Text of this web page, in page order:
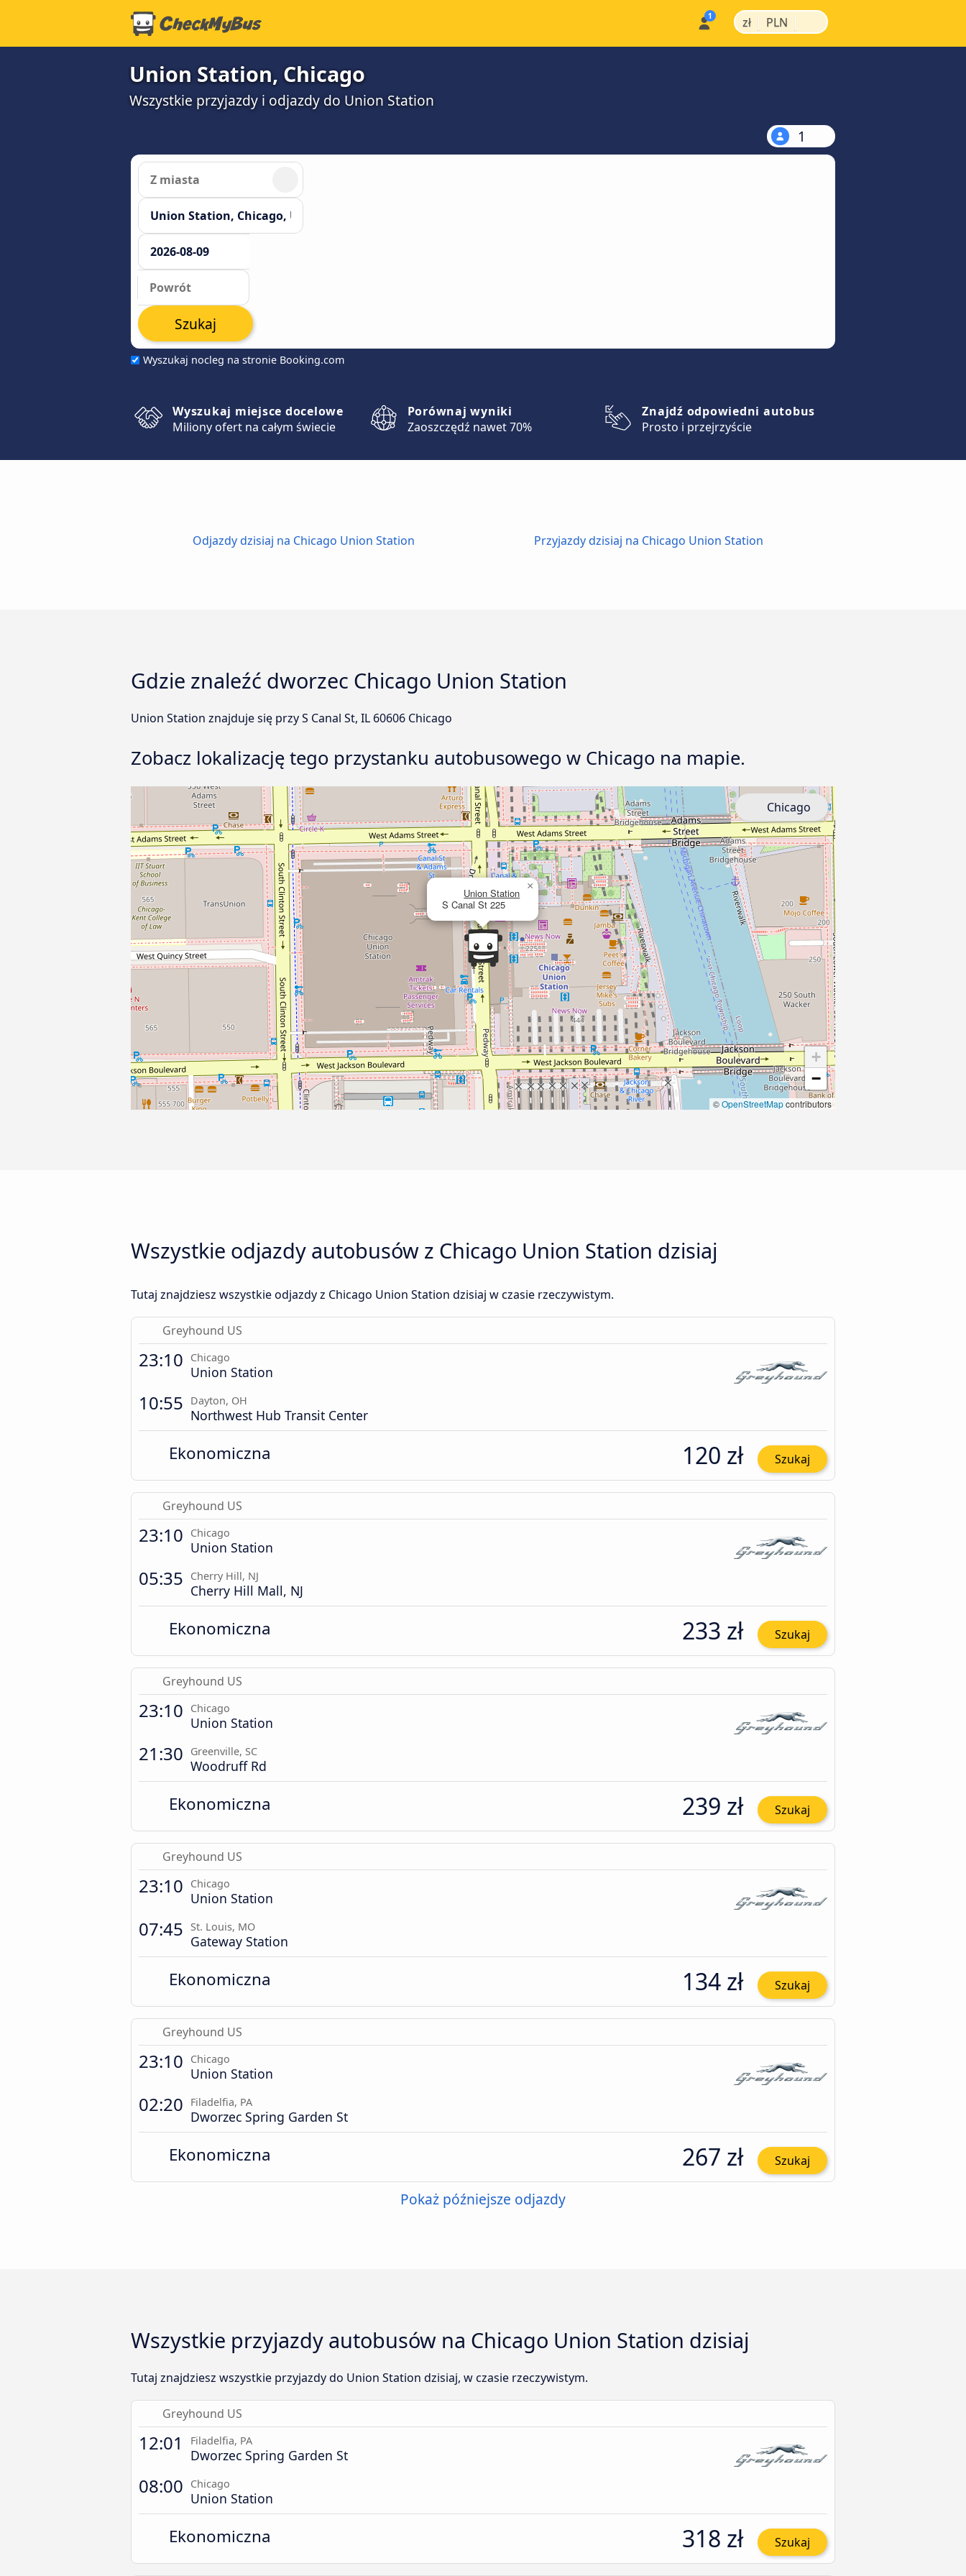
zł | PLN |
Union Station, Chicago
Wszystkie przyjazdy i odjazdy do Union Station
1
Wyszukaj nocleg na stronie Booking.com
Szukaj
Wyszukaj miejsce docelowe
Miliony ofert na całym świecie
Porównaj wyniki
Zaoszczędź nawet 70%
Znajdź odpowiedni autobus
Prosto i przejrzyście
Odjazdy dzisiaj na Chicago Union Station Przyjazdy dzisiaj na Chicago Union Station
Gdzie znaleźć dworzec Chicago Union Station
Union Station znajduje się przy S Canal St, IL 60606 Chicago
Zobacz lokalizację tego przystanku autobusowego w Chicago na mapie.
Union Station
S Canal St 225
×
+
−
©OpenStreetMapcontributors
Chicago
Wszystkie odjazdy autobusów z Chicago Union Station dzisiaj
Tutaj znajdziesz wszystkie odjazdy z Chicago Union Station dzisiaj w czasie rzeczywistym.
Greyhound US
23:10 Chicago
Union Station
10:55 Dayton, OH
Northwest Hub Transit Center
Ekonomiczna 120 zł Szukaj
Greyhound US
23:10 Chicago
Union Station
05:35 Cherry Hill, NJ
Cherry Hill Mall, NJ
Ekonomiczna 233 zł Szukaj
Greyhound US
23:10 Chicago
Union Station
21:30 Greenville, SC
Woodruff Rd
Ekonomiczna 239 zł Szukaj
Greyhound US
23:10 Chicago
Union Station
07:45 St. Louis, MO
Gateway Station
Ekonomiczna 134 zł Szukaj
Greyhound US
23:10 Chicago
Union Station
02:20 Filadelfia, PA
Dworzec Spring Garden St
Ekonomiczna 267 zł Szukaj
Pokaż późniejsze odjazdy
Wszystkie przyjazdy autobusów na Chicago Union Station dzisiaj
Tutaj znajdziesz wszystkie przyjazdy do Union Station dzisiaj, w czasie rzeczywistym.
Greyhound US
12:01 Filadelfia, PA
Dworzec Spring Garden St
08:00 Chicago
Union Station
Ekonomiczna 318 zł Szukaj